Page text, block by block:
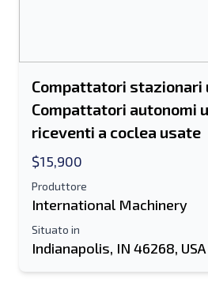
Compattatori stazionari
Compattatori autonomi
riceventi a coclea usate
$15,900
Produttore
International Machinery
Situato in
Indianapolis, IN 46268, USA